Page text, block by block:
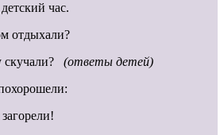
час.
(ответы детей)